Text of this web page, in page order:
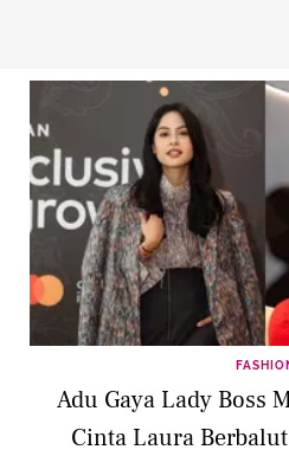
Adu Gaya Lady Boss
Cinta Laura